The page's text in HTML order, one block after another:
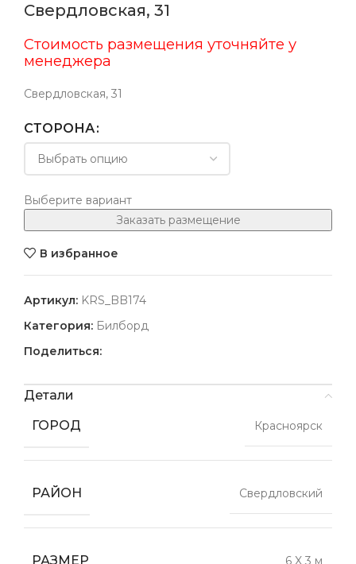
Свердловская, 31
Стоимость размещения уточняйте у
менеджера
Свердловская, 31
СТОРОНА
Выберите вариант
Заказать размещение
В избранное
Артикул: KRS_BB174
Категория: Билборд
Поделиться:
Детали
ГОРОД
Красноярск
РАЙОН Свердловский
РАЗМЕР 6 X 3 м